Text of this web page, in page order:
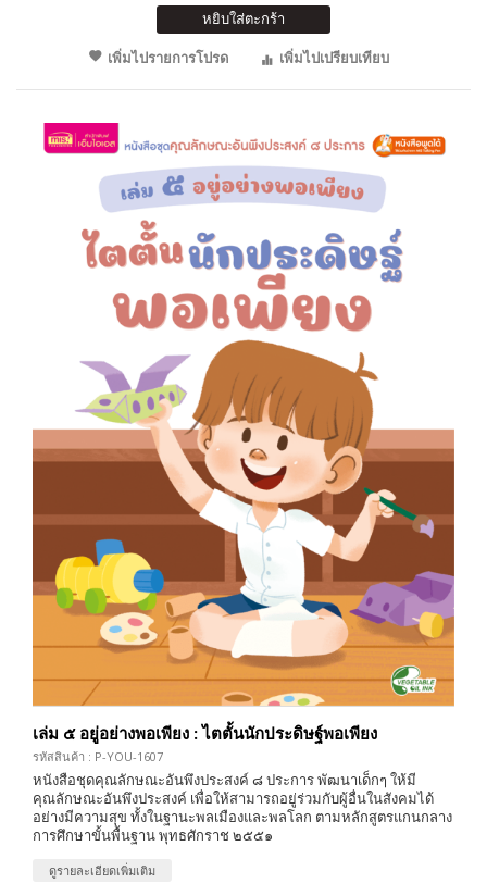
หยิบใส่ตะกร้า
เพิ่มไปรายการโปรด
เพิ่มไปเปรียบเทียบ
เล่ม ๕ อยู่อย่างพอเพียง : ไตตั้นนักประดิษฐ์พอเพียง
รหัสสินค้า : P-YOU-1607
หนังสือชุดคุณลักษณะอันพึงประสงค์ ๘ ประการ พัฒนาเด็กๆ ให้มี
คุณลักษณะอันพึงประสงค์ เพื่อให้สามารถอยู่ร่วมกับผู้อื่นในสังคมได้
อย่างมีความสุข ทั้งในฐานะพลเมืองและพลโลก ตามหลักสูตรแกนกลาง
การศึกษาขั้นพื้นฐาน พุทธศักราช ๒๕๕๑
ดูรายละเอียดเพิ่มเติม